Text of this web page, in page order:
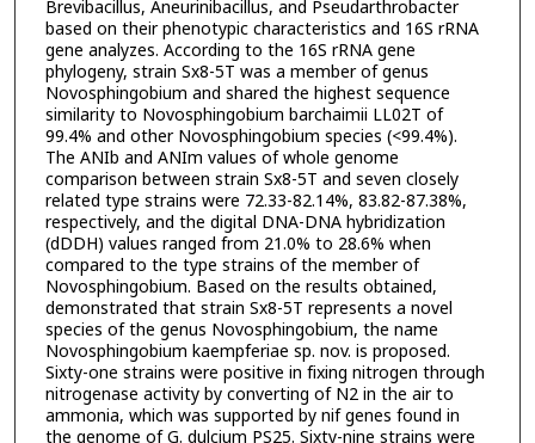
Brevibacillus, Aneurinibacillus, and Pseudarthrobacter
based on their phenotypic characteristics and 16S rRNA
gene analyzes. According to the 16S rRNA gene
phylogeny, strain Sx8-5T was a member of genus
Novosphingobium and shared the highest sequence
similarity to Novosphingobium barchaimii LL02T of
99.4% and other Novosphingobium species (<99.4%).
The ANIb and ANIm values of whole genome
comparison between strain Sx8-5T and seven closely
related type strains were 72.33-82.14%, 83.82-87.38%,
respectively, and the digital DNA-DNA hybridization
(dDDH) values ranged from 21.0% to 28.6% when
compared to the type strains of the member of
Novosphingobium. Based on the results obtained,
demonstrated that strain Sx8-5T represents a novel
species of the genus Novosphingobium, the name
Novosphingobium kaempferiae sp. nov. is proposed.
Sixty-one strains were positive in fixing nitrogen through
nitrogenase activity by converting of N2 in the air to
ammonia, which was supported by nif genes found in
the genome of G. dulcium PS25. Sixty-nine strains were